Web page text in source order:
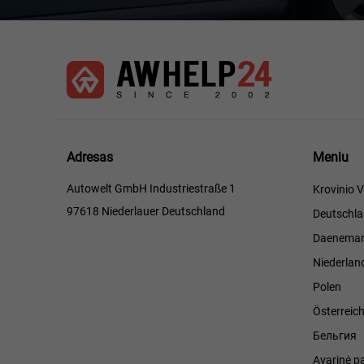
Adresas
Autowelt GmbH Industriestraße 1
97618 Niederlauer Deutschland
Meniu
Meniu
Krovinio
Polen
Österreich
Бельгия
Avarinė